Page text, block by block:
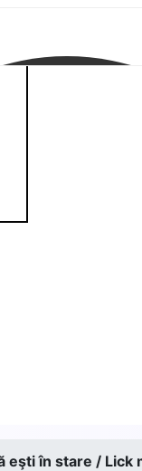
eşti în stare / Lick